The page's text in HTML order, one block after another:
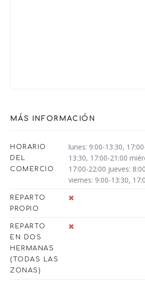
MÁS INFORMACIÓN
HORARIO
DEL
COMERCIO
lunes: 9:00-13:30,
13:30, 17:00-21:00
17:00-22:00 jueves:
viernes: 9:00-13:30,
REPARTO
PROPIO
REPARTO
EN DOS
HERMANAS
(TODAS LAS
ZONAS)